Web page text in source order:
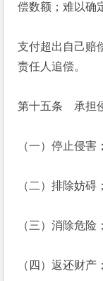
偿数额；难以确
支付超出自己赔
责任人追偿。
第十五条　承担
（一）停止侵害；
（二）排除妨碍；
（三）消除危险；
（四）返还财产；